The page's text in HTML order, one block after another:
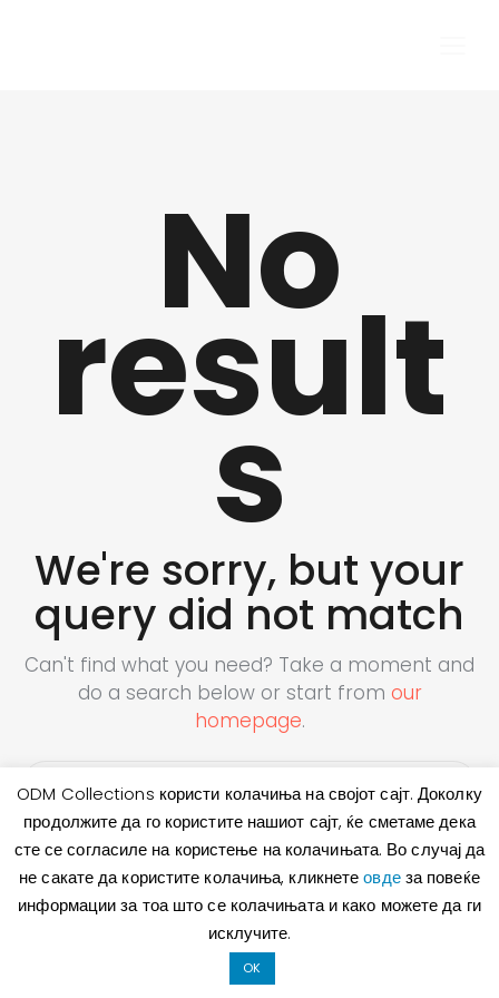
No
result
s
We're sorry, but your
query did not match
Can't find what you need? Take a moment and
do a search below or start from our
homepage.
ODM Collections користи колачиња на својот сајт. Доколку
продолжите да го користите нашиот сајт, ќе сметаме дека
сте се согласиле на користење на колачињата. Во случај да
не сакате да користите колачиња, кликнетеовдеза повеќе
информации за тоа што се колачињата и како можете да ги
исклучите.
OK